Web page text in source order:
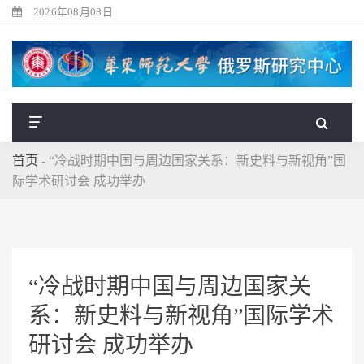
2026年08月08日
首页 - “冷战时期中国与周边国家关系：新史料与新视角”国
际学术研讨会 成功举办
“冷战时期中国与周边国家关
系：新史料与新视角”国际学术
研讨会 成功举办